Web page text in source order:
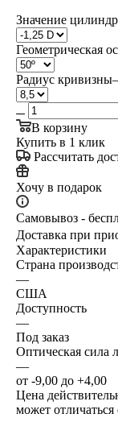
Значение
Геометрическая
Радиус кривизны
В корзину
Купить в 1 клик
Рассчитать
Хочу в подарок
Самовывоз -
Доставка при
Характеристики
Страна
—
США
Доступность
—
Под заказ
Оптическая сила
—
от -9,00 до +4,00
Цена
может